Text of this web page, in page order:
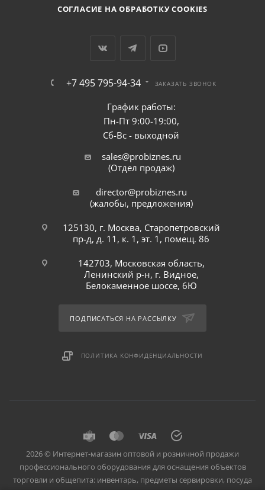
СОГЛАСИЕ НА ОБРАБОТКУ COOKIES
+7 495 795-94-34 ЗАКАЗАТЬ ЗВОНОК
График работы:
Пн-Пт 9:00-19:00,
Сб-Вс - выходной
sales@probiznes.ru
(Отдел продаж)
director@probiznes.ru
(жалобы, предложения)
125130, г. Москва, Старопетровский
пр-д, д. 11, к. 1, эт. 1, помещ. 86
142703, Московская область,
Ленинский р-н, г. Видное,
Белокаменное шоссе, 6Ю
ПОДПИСАТЬСЯ НА РАССЫЛКУ
ПОЛИТИКА КОНФИДЕНЦИАЛЬНОСТИ
2026 © Интернет-магазин оптовой и розничной продажи
профессионального оборудования для оснащения объектов
торговли и общепита: инвентарь, предметы сервировки, посуда